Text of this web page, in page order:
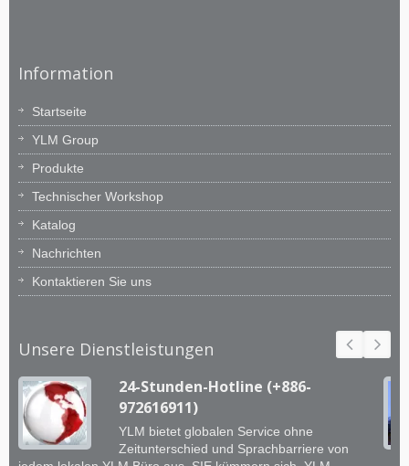
Information
Startseite
YLM Group
Produkte
Technischer Workshop
Katalog
Nachrichten
Kontaktieren Sie uns
Unsere Dienstleistungen
24-Stunden-Hotline (+886-
972616911)
YLM bietet globalen Service ohne
Zeitunterschied und Sprachbarriere von